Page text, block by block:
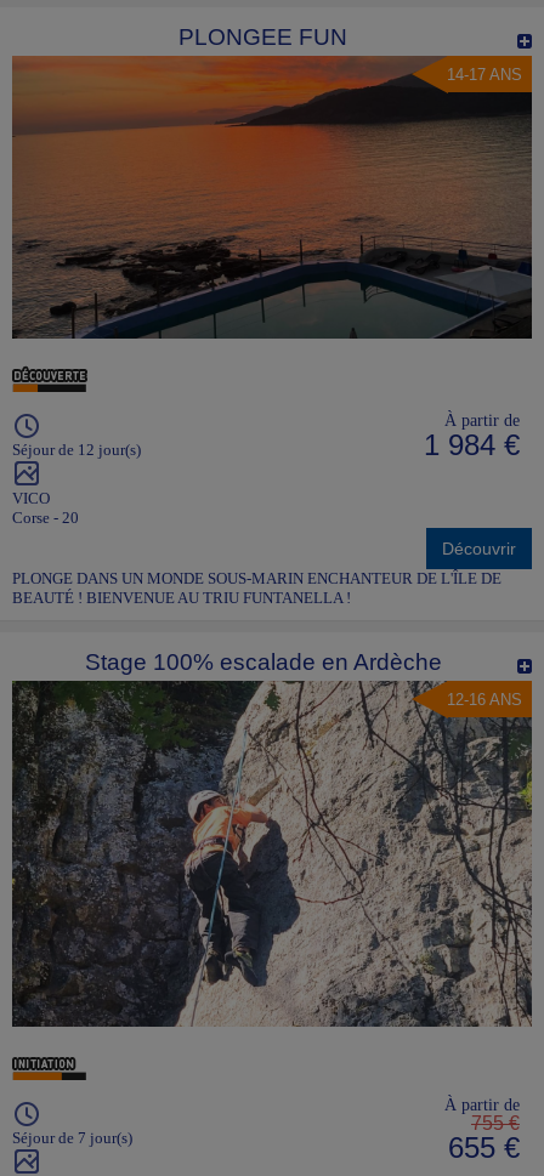
PLONGEE FUN
14-17 ANS
Séjour de 12 jour(s)
VICO
Corse - 20
À partir de
1 984 €
Découvrir
PLONGE DANS UN MONDE SOUS-MARIN ENCHANTEUR DE L'ÎLE DE
BEAUTÉ ! BIENVENUE AU TRIU FUNTANELLA !
Stage 100% escalade en Ardèche
12-16 ANS
Séjour de 7 jour(s)
À partir de
755 €
655 €